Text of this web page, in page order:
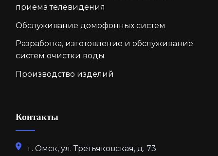
приема телевидения
Обслуживание домофонных систем
Разработка, изготовление и обслуживание
систем очистки воды
Производство изделий
Контакты
г. Омск, ул. Третьяковская, д. 73